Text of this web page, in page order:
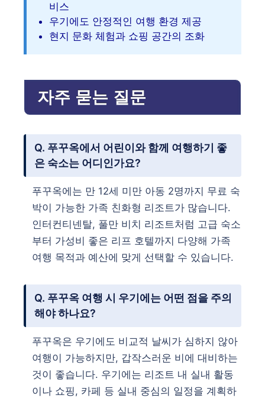
비스
우기에도 안정적인 여행 환경 제공
현지 문화 체험과 쇼핑 공간의 조화
자주 묻는 질문
Q. 푸꾸옥에서 어린이와 함께 여행하기 좋
은 숙소는 어디인가요?
푸꾸옥에는 만 12세 미만 아동 2명까지 무료 숙
박이 가능한 가족 친화형 리조트가 많습니다.
인터컨티넨탈, 풀만 비치 리조트처럼 고급 숙소
부터 가성비 좋은 리프 호텔까지 다양해 가족
여행 목적과 예산에 맞게 선택할 수 있습니다.
Q. 푸꾸옥 여행 시 우기에는 어떤 점을 주의
해야 하나요?
푸꾸옥은 우기에도 비교적 날씨가 심하지 않아
여행이 가능하지만, 갑작스러운 비에 대비하는
것이 좋습니다. 우기에는 리조트 내 실내 활동
이나 쇼핑, 카페 등 실내 중심의 일정을 계획하